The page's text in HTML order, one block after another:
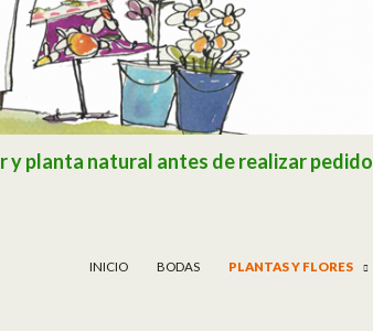
y planta natural antes de realizar pedido
INICIO BODAS PLANTAS Y FLORES